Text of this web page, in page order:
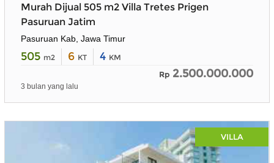
Murah Dijual 505 m2 Villa Tretes Prigen
Pasuruan Jatim
Pasuruan Kab, Jawa Timur
505 m2 6 KT 4 KM
Rp 2.500.000.000
3 bulan yang lalu
VILLA